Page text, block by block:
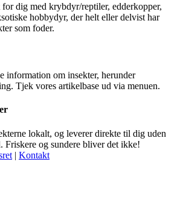
for dig med krybdyr/reptiler, edderkopper,
hobbydyr, der helt eller delvist har
som foder.
information om insekter, herunder
Tjek vores artikelbase ud via menuen.
lokalt, og leverer direkte til dig uden
Friskere og sundere bliver det ikke!
| Kontakt